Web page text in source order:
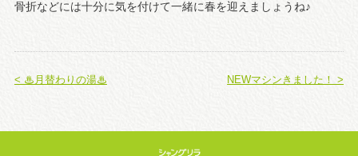
骨折などには十分に気を付けて一緒に春を迎えましょうね♪
< ♨月替わりの湯♨ NEWマシンきました！ >